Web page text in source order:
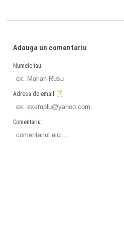
Adauga un comentariu
Numele tau:
Adresa de email: [?]
Comentariu: